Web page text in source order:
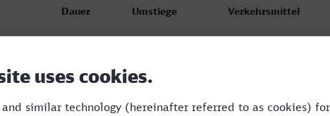
Dauer Umstiege Verkehrsmittel